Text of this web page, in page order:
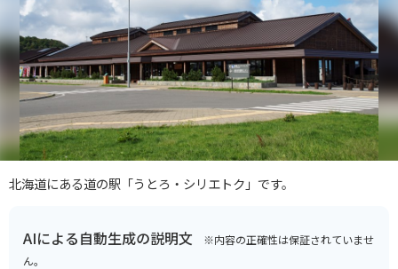
北海道にある道の駅「うとろ・シリエトク」です。
AIによる自動生成の説明文 ※内容の正確性は保証されていませ
ん。